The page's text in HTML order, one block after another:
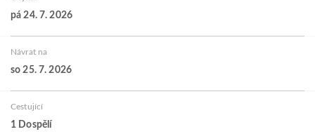
pá 24. 7. 2026
Návrat na
so 25. 7. 2026
Cestující
1 Dospělí